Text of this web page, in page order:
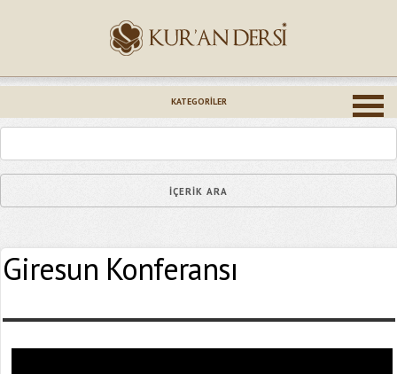
KATEGORILER
Giresun Konferansı
Epostanız (*)
Yaşadığınız Hatanın Ayrıntıları